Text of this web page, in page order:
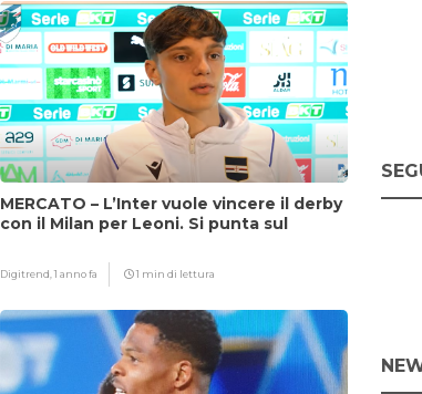
MERCATO – L’Inter vuole vincere il derby
con il Milan per Leoni. Si punta sul
Digitrend,1 anno fa 1 min di lettura